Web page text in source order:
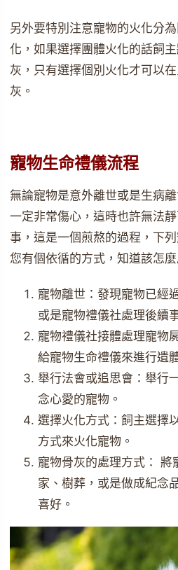
另外要特別注意寵物的火化分
化，如果選擇團體火化的話飼
灰，只有選擇個別火化才可以
灰。
寵物生命禮儀流程
無論寵物是意外離世或是生病
一定非常傷心，這時也許無法
事，這是一個煎熬的過程，下
您有個依循的方式，知道該怎
寵物離世：發現寵物已經
或是寵物禮儀社處理後續
寵物禮儀社接體處理寵物
給寵物生命禮儀來進行遺
舉行法會或追思會：舉行
念心愛的寵物。
選擇火化方式：飼主選擇
方式來火化寵物。
寵物骨灰的處理方式： 將
家、樹葬，或是做成紀念
喜好。